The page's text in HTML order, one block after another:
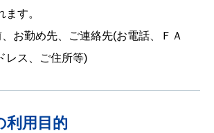
す。
レス、ご住所等)
利用目的